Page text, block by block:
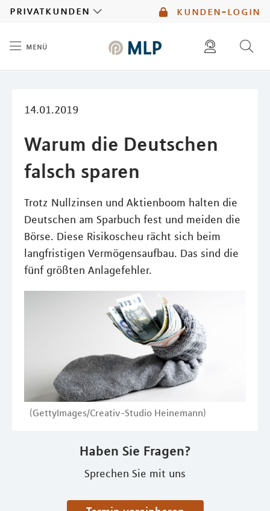
kunden-login
privatkunden
menü
14.01.2019
Warum die Deutschen
falsch sparen
Trotz Nullzinsen und Aktienboom halten die
Deutschen am Sparbuch fest und meiden die
Börse. Diese Risikoscheu rächt sich beim
langfristigen Vermögensaufbau. Das sind die
fünf größten Anlagefehler.
(GettyImages/Creativ-Studio Heinemann)
Haben Sie Fragen?
Sprechen Sie mit uns